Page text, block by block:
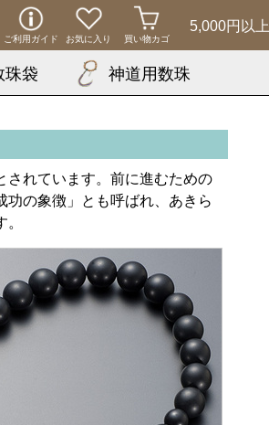
5,000円以上
ご利用ガイド お気に入り 買い物カゴ
珠袋 神道用数珠
されています。前に進むための
の象徴」とも呼ばれ、あきら